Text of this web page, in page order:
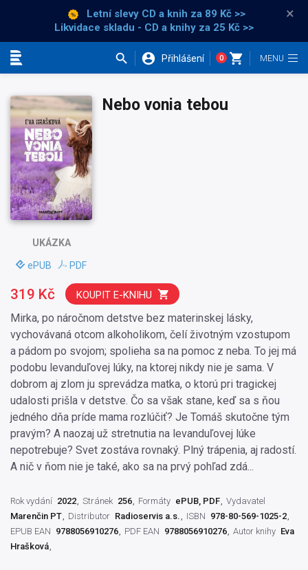
Letní slevy CD a knih za 89 Kč >>
Likvidace skladu - CD a knihy za 25 Kč >>
×
Přihlášení 0
UKÁZKA
ePUB PDF
Nebo vonia tebou
Mirka, po náročnom detstve bez materinskej lásky,
vychovávaná otcom alkoholikom, čelí životným vzostupom
a pádom po svojom; spolieha sa na pomoc z neba. To jej má
podobu levanduľovej lúky, na ktorej nikdy nie je sama. V
dobrom aj zlom ju sprevádza matka, o ktorú pri tragickej
udalosti prišla v detstve. Čo sa však stane, keď sa s ňou
jedného dňa príde mama rozlúčiť? Je Tomáš skutočne tým
pravým? A naozaj už stretnutia na levanduľovej lúke
nepotrebuje? Svet zostáva rovnaký. Plný trápenia, aj radostí.
A nič v ňom nie je také, ako sa na prvý pohľad zdá...
319 Kč KOUPIT E-KNIHU
Rok vydání 2022 Stránek 256 Formáty ePUB, PDF Vydavatel
Marenčin PT
Distributor Radioservis a.s. ISBN 978-80-569-1025-2
EPUB EAN 9788056910276 PDF EAN 9788056910276 Autor knihy Eva
Hrašková